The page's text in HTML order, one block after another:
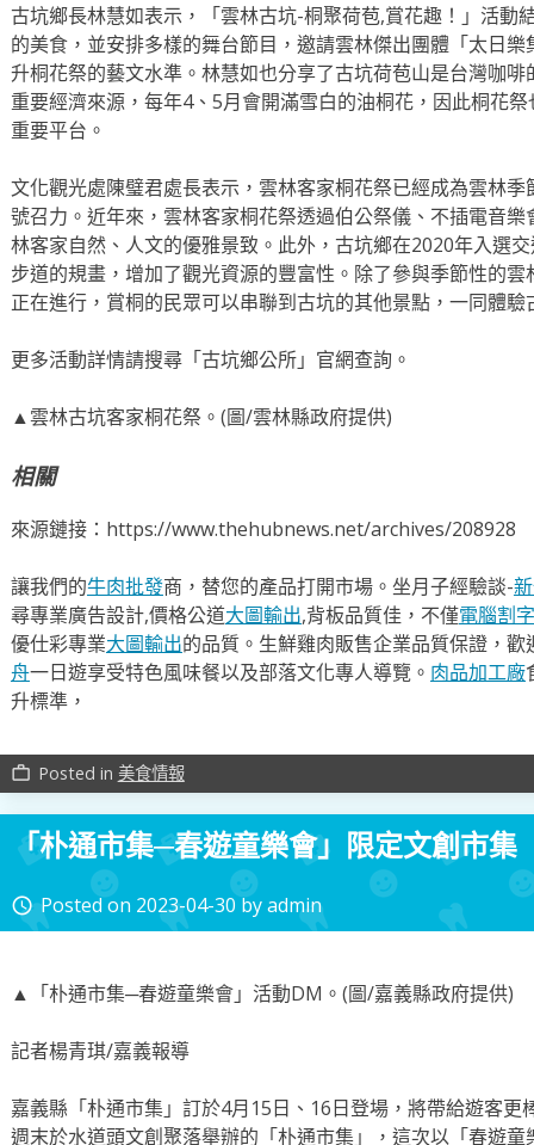
古坑鄉長林慧如表示，「雲林古坑-桐聚荷苞,賞花趣！」活動
的美食，並安排多樣的舞台節目，邀請雲林傑出團體「太日
升桐花祭的藝文水準。林慧如也分享了古坑荷苞山是台灣咖
重要經濟來源，每年4、5月會開滿雪白的油桐花，因此桐花
重要平台。
文化觀光處陳璧君處長表示，雲林客家桐花祭已經成為雲林
號召力。近年來，雲林客家桐花祭透過伯公祭儀、不插電音
林客家自然、人文的優雅景致。此外，古坑鄉在2020年入選
步道的規畫，增加了觀光資源的豐富性。除了參與季節性的
正在進行，賞桐的民眾可以串聯到古坑的其他景點，一同體驗
更多活動詳情請搜尋「古坑鄉公所」官網查詢。
▲雲林古坑客家桐花祭。(圖/雲林縣政府提供)
相關
來源鏈接：https://www.thehubnews.net/archives/208928
讓我們的牛肉批發商，替您的產品打開市場。坐月子經驗談-
尋專業廣告設計,價格公道大圖輸出,背板品質佳，不僅電腦割字
優仕彩專業大圖輸出的品質。生鮮雞肉販售企業品質保證，歡
舟一日遊享受特色風味餐以及部落文化專人導覽。 肉品加工廠
升標準，
work_outline Posted in 美食情報
「朴通市集─春遊童樂會」限定文創市
access_time Posted on 2023-04-30byadmin
▲「朴通市集─春遊童樂會」活動DM。(圖/嘉義縣政府提供)
記者楊青琪/嘉義報導
嘉義縣「朴通市集」訂於4月15日、16日登場，將帶給遊客更
週末於水道頭文創聚落舉辦的「朴通市集」，這次以「春遊